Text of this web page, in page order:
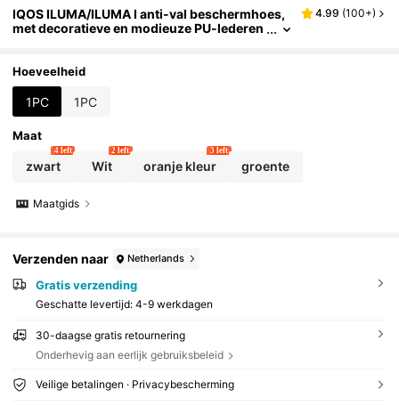
IQOS ILUMA/ILUMA I anti-val beschermhoes,
met decoratieve en modieuze PU-lederen
ntislipwerking.
4.99 (100+)
Hoeveelheid
1PC 1PC
Maat
zwart
4 left
Wit
2 left
oranje kleur
3 left
groente
Maatgids
Verzenden naar Netherlands
Gratis verzending
Geschatte levertijd: 4-9 werkdagen
30-daagse gratis retournering
Onderhevig aan eerlijk gebruiksbeleid
Veilige betalingen · Privacybescherming